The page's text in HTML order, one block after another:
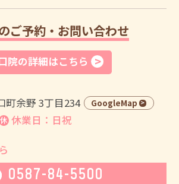
ご予約・お問い合わせ
院の詳細はこちら
町余野 3丁目234
GoogleMap
休業日：日祝
0587-84-5500